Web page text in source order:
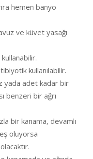
hemen banyo
ve küvet yasağı
kullanılabilir.
yada adet kadar bir
benzeri bir ağrı
bir kanama, devamlı
oluyorsa